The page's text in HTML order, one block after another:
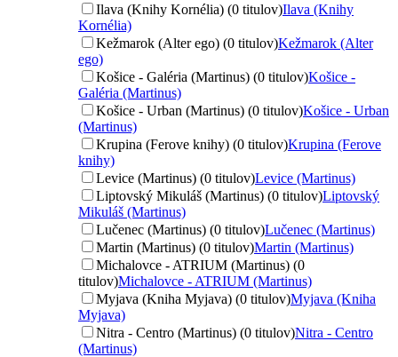
Ilava (Knihy Kornélia) (0 titulov)Ilava (Knihy
Kornélia)
Kežmarok (Alter ego) (0 titulov)Kežmarok (Alter
ego)
Košice - Galéria (Martinus) (0 titulov)Košice -
Galéria (Martinus)
Košice - Urban (Martinus) (0 titulov)Košice - Urban
(Martinus)
Krupina (Ferove knihy) (0 titulov)Krupina (Ferove
knihy)
Levice (Martinus) (0 titulov)Levice (Martinus)
Liptovský Mikuláš (Martinus) (0 titulov)Liptovský
Mikuláš (Martinus)
Lučenec (Martinus) (0 titulov)Lučenec (Martinus)
Martin (Martinus) (0 titulov)Martin (Martinus)
Michalovce - ATRIUM (Martinus) (0
titulov)Michalovce - ATRIUM (Martinus)
Myjava (Kniha Myjava) (0 titulov)Myjava (Kniha
Myjava)
Nitra - Centro (Martinus) (0 titulov)Nitra - Centro
(Martinus)